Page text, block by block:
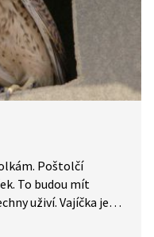
Poštolčí
To budou mít
uživí. Vajíčka je